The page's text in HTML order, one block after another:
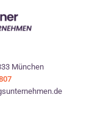
München